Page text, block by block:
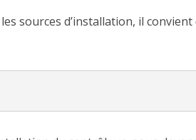
sources d’installation, il